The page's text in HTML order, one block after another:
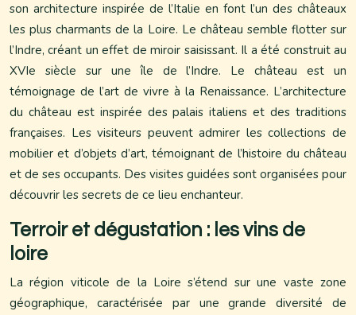
son architecture inspirée de l’Italie en font l’un des châteaux
les plus charmants de la Loire. Le château semble flotter sur
l’Indre, créant un effet de miroir saisissant. Il a été construit au
XVIe siècle sur une île de l’Indre. Le château est un
témoignage de l’art de vivre à la Renaissance. L’architecture
du château est inspirée des palais italiens et des traditions
françaises. Les visiteurs peuvent admirer les collections de
mobilier et d’objets d’art, témoignant de l’histoire du château
et de ses occupants. Des visites guidées sont organisées pour
découvrir les secrets de ce lieu enchanteur.
Terroir et dégustation : les vins de
loire
La région viticole de la Loire s’étend sur une vaste zone
géographique, caractérisée par une grande diversité de